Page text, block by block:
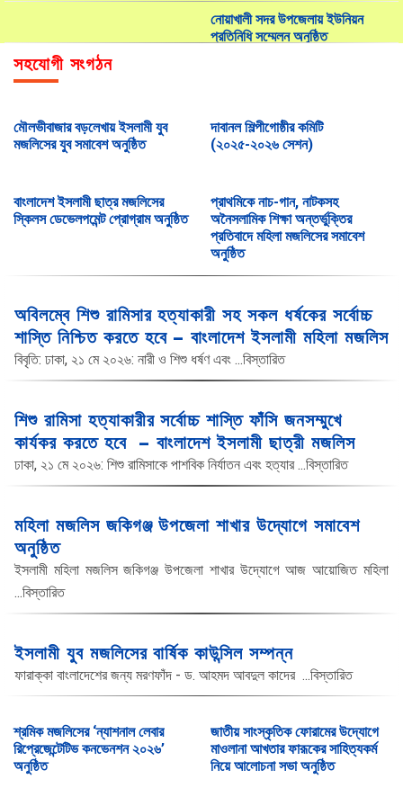
নোয়াখালী সদর উপজেলায় ইউনিয়ন
প্রতিনিধি সম্মেলন অনুষ্ঠিত
রাঙ্গাবালী উপজেলার সাবেক চেয়ারম্যান
খেলাফত মজলিসে যোগদান
রংপুর বিভাগীয় তরবিয়তী সভা অনুষ্ঠিত
ইরানে ই-s-রা-a-ইলী হামলা ও গাজায়
ইউকে বার্মিংহাম শাখার নির্বাহী বৈঠক
অনুষ্ঠিত
নারায়ণগঞ্জ চাষাঢ়ায় খেলাফত মজলিসের
দাওয়াতি গণসংযোগ অনুষ্ঠিত
ছাতক পৌর খেলাফত মজলিসের কর্মী
প্রশিক্ষণ সভা অনুষ্ঠিত
বাড্ডা জোনের উদ্যোগে দাওয়াত ও
গণসংযোগ উপলক্ষে ওলামা ও সুধী
দক্ষিণ সুরমা উপজেলার তেতলি ইউনিয়ন
অধিবেশন অনুষ্ঠিত
সিলেট জোন খেলাফত মজলিসের
তরবিয়তি মজলিস অনুষ্ঠিত
মাহফিল অনুষ্ঠিত
মৌলিক সংস্কার সম্পন্ন করে ডিসেম্বর
সহযোগী সংগঠন
মৌলভীবাজার বড়লেখায় ইসলামী যুব
মজলিসের যুব সমাবেশ অনুষ্ঠিত
দাবানল শিল্পীগোষ্ঠীর কমিটি
(২০২৫-২০২৬ সেশন)
বাংলাদেশ ইসলামী ছাত্র মজলিসের
স্কিলস ডেভেলপমেন্ট প্রোগ্রাম অনুষ্ঠিত
প্রাথমিকে নাচ-গান, নাটকসহ
অনৈসলামিক শিক্ষা অন্তর্ভুক্তির
প্রতিবাদে মহিলা মজলিসের সমাবেশ
অনুষ্ঠিত
অবিলম্বে শিশু রামিসার হত্যাকারী সহ সকল ধর্ষকের সর্বোচ্চ
শাস্তি নিশ্চিত করতে হবে – বাংলাদেশ ইসলামী মহিলা মজলিস
বিবৃতি: ঢাকা, ২১ মে ২০২৬: নারী ও শিশু ধর্ষণ এবং ...বিস্তারিত
শিশু রামিসা হত্যাকারীর সর্বোচ্চ শাস্তি ফাঁসি জনসম্মুখে
কার্যকর করতে হবে – বাংলাদেশ ইসলামী ছাত্রী মজলিস
ঢাকা, ২১ মে ২০২৬: শিশু রামিসাকে পাশবিক নির্যাতন এবং হত্যার...বিস্তারিত
মহিলা মজলিস জকিগঞ্জ উপজেলা শাখার উদ্যোগে সমাবেশ
অনুষ্ঠিত
ইসলামী মহিলা মজলিস জকিগঞ্জ উপজেলা শাখার উদ্যোগে আজ আয়োজিত মহিলা
...বিস্তারিত
ইসলামী যুব মজলিসের বার্ষিক কাউন্সিল সম্পন্ন
‎ফারাক্কা বাংলাদেশের জন্য মরণফাঁদ - ড. আহমদ আবদুল কাদের ‎ ...বিস্তারিত
শ্রমিক মজলিসের ‘ন্যাশনাল লেবার
রিপ্রেজেন্টেটিভ কনভেনশন ২০২৬’
অনুষ্ঠিত
জাতীয় সাংস্কৃতিক ফোরামের উদ্যোগে
মাওলানা আখতার ফারূকের সাহিত্যকর্ম
নিয়ে আলোচনা সভা অনুষ্ঠিত